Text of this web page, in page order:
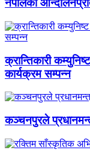
नेपालको
क्रान्तिकारी
कार्यक्रम सम्पन्न
कञ्चनपुरले